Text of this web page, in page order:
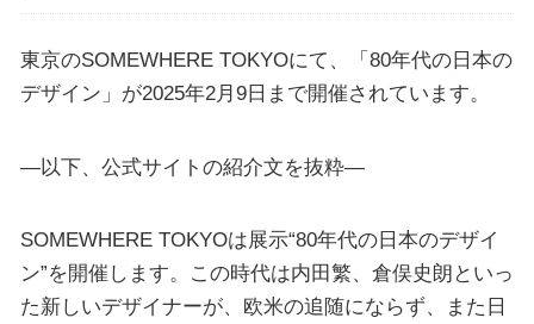
東京のSOMEWHERE TOKYOにて、「80年代の日本の
デザイン」が2025年2月9日まで開催されています。
—以下、公式サイトの紹介文を抜粋—
SOMEWHERE TOKYOは展示“80年代の日本のデザイ
ン”を開催します。この時代は内田繁、倉俣史朗といっ
た新しいデザイナーが、欧米の追随にならず、また日